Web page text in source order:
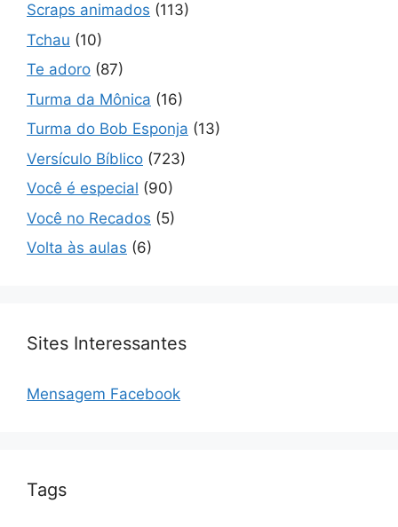
Scraps animados (113)
Tchau (10)
Te adoro (87)
Turma da Mônica (16)
Turma do Bob Esponja (13)
Versículo Bíblico (723)
Você é especial (90)
Você no Recados (5)
Volta às aulas (6)
Sites Interessantes
Mensagem Facebook
Tags